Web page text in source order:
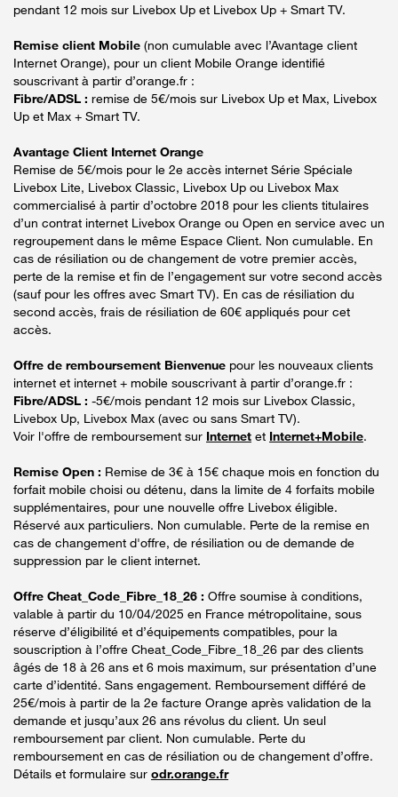
pendant 12 mois sur Livebox Up et Livebox Up + Smart TV.
Remise client Mobile (non cumulable avec l’Avantage client
Internet Orange), pour un client Mobile Orange identifié
souscrivant à partir d’orange.fr :
Fibre/ADSL : remise de 5€/mois sur Livebox Up et Max, Livebox
Up et Max + Smart TV.
Avantage Client Internet Orange
Remise de 5€/mois pour le 2e accès internet Série Spéciale
Livebox Lite, Livebox Classic, Livebox Up ou Livebox Max
commercialisé à partir d’octobre 2018 pour les clients titulaires
d’un contrat internet Livebox Orange ou Open en service avec un
regroupement dans le même Espace Client. Non cumulable. En
cas de résiliation ou de changement de votre premier accès,
perte de la remise et fin de l’engagement sur votre second accès
(sauf pour les offres avec Smart TV). En cas de résiliation du
second accès, frais de résiliation de 60€ appliqués pour cet
accès.
Offre de remboursement Bienvenue pour les nouveaux clients
internet et internet + mobile souscrivant à partir d’orange.fr :
Fibre/ADSL : -5€/mois pendant 12 mois sur Livebox Classic,
Livebox Up, Livebox Max (avec ou sans Smart TV).
Voir l'offre de remboursement sur Internet et Internet+Mobile.
Remise Open : Remise de 3€ à 15€ chaque mois en fonction du
forfait mobile choisi ou détenu, dans la limite de 4 forfaits mobile
supplémentaires, pour une nouvelle offre Livebox éligible.
Réservé aux particuliers. Non cumulable. Perte de la remise en
cas de changement d'offre, de résiliation ou de demande de
suppression par le client internet.
Offre Cheat_Code_Fibre_18_26 : Offre soumise à conditions,
valable à partir du 10/04/2025 en France métropolitaine, sous
réserve d’éligibilité et d’équipements compatibles, pour la
souscription à l’offre Cheat_Code_Fibre_18_26 par des clients
âgés de 18 à 26 ans et 6 mois maximum, sur présentation d’une
carte d’identité. Sans engagement. Remboursement différé de
25€/mois à partir de la 2e facture Orange après validation de la
demande et jusqu’aux 26 ans révolus du client. Un seul
remboursement par client. Non cumulable. Perte du
remboursement en cas de résiliation ou de changement d’offre.
Détails et formulaire sur odr.orange.fr